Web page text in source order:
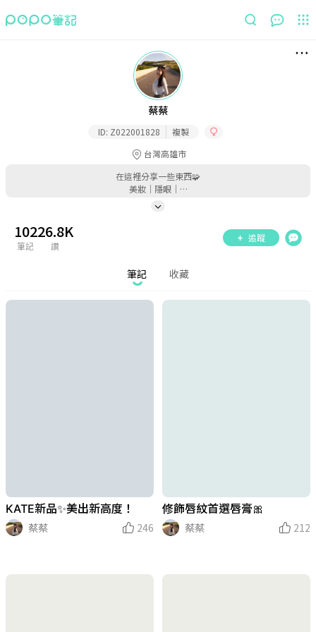
蔡蔡
ID: Z022001828
複製
台灣高雄市
在這裡分享一些東西🧩
美妝｜隱眼｜…
102
筆記
26.8K
讚
追蹤
筆記 收藏
KATE新品✨美出新高度！
蔡蔡
246
修飾唇紋首選唇膏🎀
蔡蔡
212